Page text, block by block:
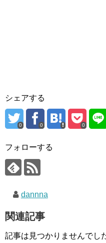
シェアする
0 0 0
フォローする
dannna
関連記事
記事は見つかりませんでし